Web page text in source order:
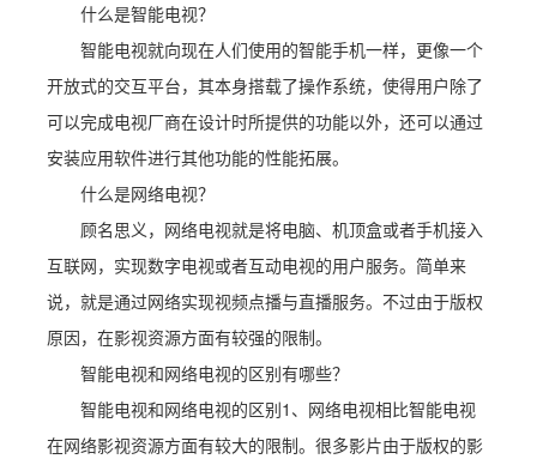
什么是智能电视？
智能电视就向现在人们使用的智能手机一样，更像一个
开放式的交互平台，其本身搭载了操作系统，使得用户除了
可以完成电视厂商在设计时所提供的功能以外，还可以通过
安装应用软件进行其他功能的性能拓展。
什么是网络电视？
顾名思义，网络电视就是将电脑、机顶盒或者手机接入
互联网，实现数字电视或者互动电视的用户服务。简单来
说，就是通过网络实现视频点播与直播服务。不过由于版权
原因，在影视资源方面有较强的限制。
智能电视和网络电视的区别有哪些？
智能电视和网络电视的区别1、网络电视相比智能电视
在网络影视资源方面有较大的限制。很多影片由于版权的影